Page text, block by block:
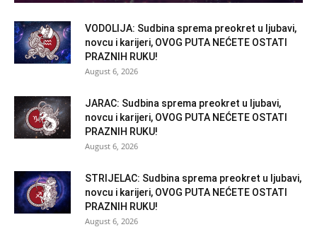
VODOLIJA: Sudbina sprema preokret u ljubavi,
novcu i karijeri, OVOG PUTA NEĆETE OSTATI
PRAZNIH RUKU!
August 6, 2026
JARAC: Sudbina sprema preokret u ljubavi,
novcu i karijeri, OVOG PUTA NEĆETE OSTATI
PRAZNIH RUKU!
August 6, 2026
STRIJELAC: Sudbina sprema preokret u ljubavi,
novcu i karijeri, OVOG PUTA NEĆETE OSTATI
PRAZNIH RUKU!
August 6, 2026